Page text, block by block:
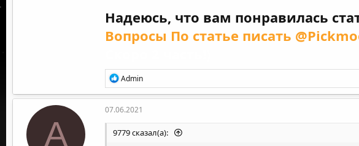
Надеюсь, что вам понравилась
Вопросы По статье писать
Р
е
а
к
и
Admin
A
07.06.2021
9779 сказал(а):